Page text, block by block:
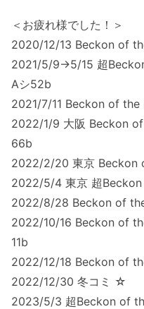
＜お疲れ様でした！＞
2020/12/13 Beckon of
2021/5/9→5/15 超
Aシ52b
2021/7/11 Beckon of
2022/1/9 大阪 Beckon
66b
2022/2/20 東京 Beckon
2022/5/4 東京 超
2022/8/28 Beckon of
2022/10/16 Beckon of
11b
2022/12/18 Beckon of
2022/12/30 冬コミ ☆
2023/5/3 超Beckon of